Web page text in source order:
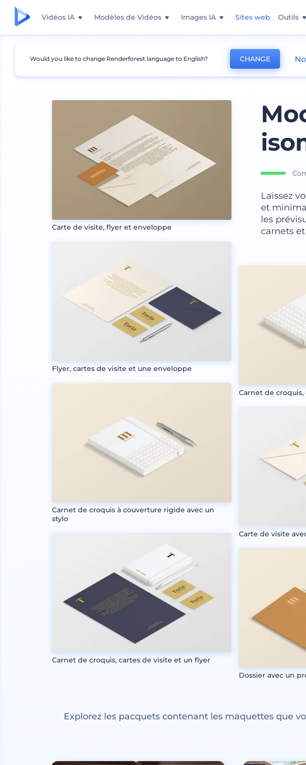
Vidéos IA Modèles de Vidéos Images IA Sites web Outils
Mockups Image de marque Maquette de papeterie
Carte de visite, flyer et enveloppe
Flyer, cartes de visite et une enveloppe
Carnet de croquis à couverture rigide avec un
stylo
Carnet de croquis, cartes de visite et un flyer
Laissez
et
les
carnets
Carnet de
Carte de visite
Dossier avec un
Explorez les pacquets contenant les maquettes que
Would you like to change Renderforest language to English? CHANGE